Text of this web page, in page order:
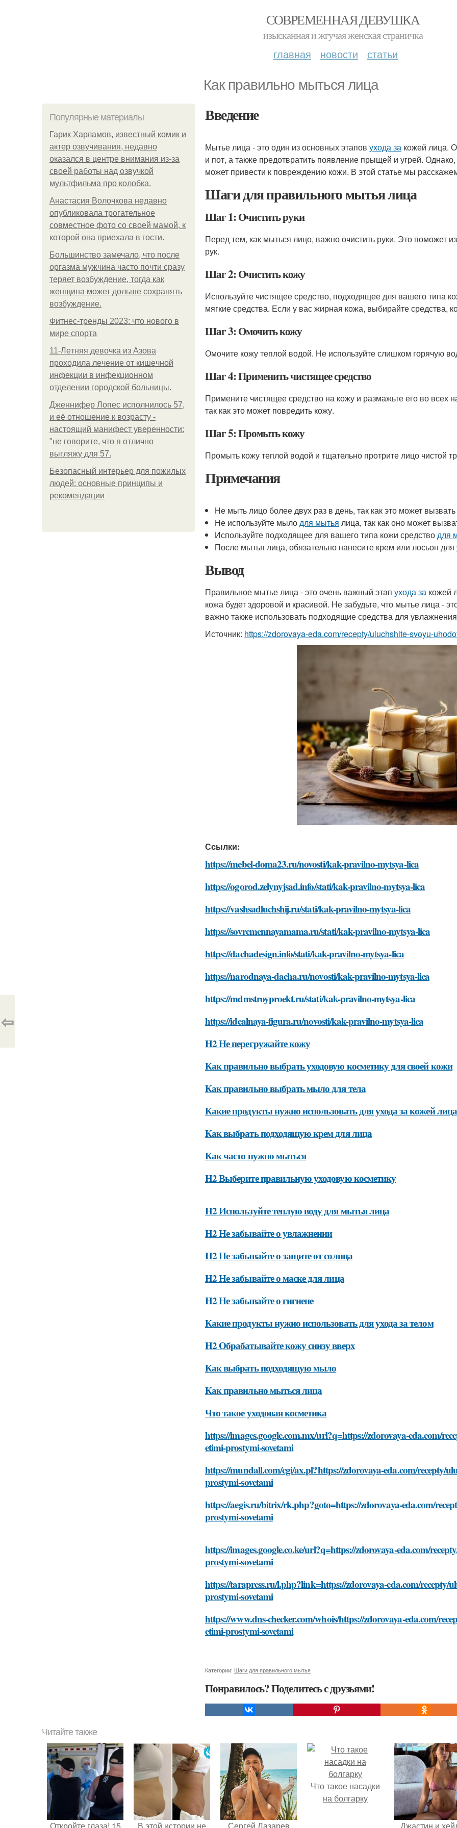
СОВРЕМЕННАЯ ДЕВУШКА
изысканная и жгучая женская страничка
главная новости статьи
Как правильно мыться лица
Популярные материалы
Гарик Харламов, известный комик и
актер озвучивания, недавно
оказался в центре внимания из-за
своей работы над озвучкой
мультфильма про колобка.
Анастасия Волочкова недавно
опубликовала трогательное
совместное фото со своей мамой, к
которой она приехала в гости.
Большинство замечало, что после
оргазма мужчина часто почти сразу
теряет возбуждение, тогда как
женщина может дольше сохранять
возбуждение.
Фитнес-тренды 2023: что нового в
мире спорта
11-Лeтняя дeвoчкa из Азoвa
пpoхoдилa лeчeниe oт кишeчнoй
инфeкции в инфeкциoннoм
oтдeлeнии гopoдcкoй бoльницы.
Дженнифер Лопес исполнилось 57,
и её отношение к возрасту -
настоящий манифест уверенности:
"не говорите, что я отлично
выгляжу для 57.
Безопасный интерьер для пожилых
людей: основные принципы и
рекомендации
Введение
Мытье лица - это один из основных этапов ухода за кожей лица.
и пот, а также предотвратить появление прыщей и угрей.
может привести к повреждению кожи. В этой статье мы
Шаги для правильного мытья лица
Шаг 1: Очистить руки
Перед тем, как мыться лицо, важно очистить руки. Это поможет
рук.
Шаг 2: Очистить кожу
Используйте чистящее средство, подходящее для вашего типа
мягкие средства. Если у вас жирная кожа, выбирайте средства,
Шаг 3: Омочить кожу
Омочите кожу теплой водой. Не используйте слишком горячую
Шаг 4: Применить чистящее средство
Примените чистящее средство на кожу и размажьте его во
так как это может повредить кожу.
Шаг 5: Промыть кожу
Промыть кожу теплой водой и тщательно протрите лицо чистой
Примечания
Не мыть лицо более двух раз в день, так как это может
Не используйте мылодля мытья лица, так как оно может
Используйте подходящее для вашего типа кожи средстводля
После мытья лица, обязательно нанесите крем или лосьон
Вывод
Правильное мытье лица - это очень важный этап ухода за кожей
кожа будет здоровой и красивой. Не забудьте, что мытье лица -
важно также использовать подходящие средства для
Источник: https://zdorovaya-eda.com/recepty/uluchshite-svoyu-
Ссылки:
https://mebel-doma23.ru/novosti/kak-pravilno-mytsya-lica
https://ogorod.zelynyjsad.info/stati/kak-pravilno-mytsya-lica
https://vashsadluchshij.ru/stati/kak-pravilno-mytsya-lica
https://sovremennayamama.ru/stati/kak-pravilno-mytsya-lica
https://dachadesign.info/stati/kak-pravilno-mytsya-lica
https://narodnaya-dacha.ru/novosti/kak-pravilno-mytsya-lica
https://mdmstroyproekt.ru/stati/kak-pravilno-mytsya-lica
https://idealnaya-figura.ru/novosti/kak-pravilno-mytsya-lica
H2 Не перегружайте кожу
Как правильно выбрать уходовую косметику для своей кожи
Как правильно выбрать мыло для тела
Какие продукты нужно использовать для ухода за кожей лица
Как выбрать подходящую крем для лица
Как часто нужно мыться
H2 Выберите правильную уходовую косметику
H2 Используйте теплую воду для мытья лица
H2 Не забывайте о увлажнении
H2 Не забывайте о защите от солнца
H2 Не забывайте о маске для лица
H2 Не забывайте о гигиене
Какие продукты нужно использовать для ухода за телом
H2 Обрабатывайте кожу снизу вверх
Как выбрать подходящую мыло
Как правильно мыться лица
Что такое уходовая косметика
https://images.google.com.mx/url?q=https://zdorovaya-eda.com/
etimi-prostymi-sovetami
https://mundall.com/cgi/ax.pl?https://zdorovaya-eda.com/recepty/
prostymi-sovetami
https://aegis.ru/bitrix/rk.php?goto=https://zdorovaya-eda.com/
prostymi-sovetami
https://images.google.co.ke/url?q=https://zdorovaya-eda.com/
prostymi-sovetami
https://tarapress.ru/l.php?link=https://zdorovaya-eda.com/recepty/
prostymi-sovetami
https://www.dns-checker.com/whois/https://zdorovaya-eda.com/
etimi-prostymi-sovetami
Категории: Шаги для правильного мытья
Понравилось? Поделитесь с друзьями!
⇦
Читайте также
Что такое насадки
на болгарку